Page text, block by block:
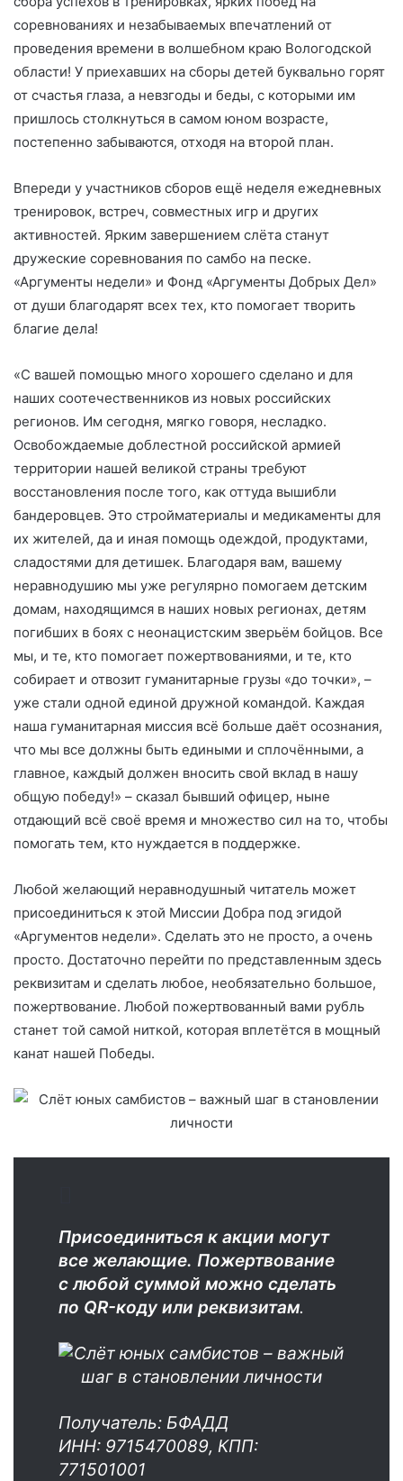
соревнованиях и незабываемых впечатлений от
проведения времени в волшебном краю Вологодской
области! У приехавших на сборы детей буквально горят
от счастья глаза, а невзгоды и беды, с которыми им
пришлось столкнуться в самом юном возрасте,
постепенно забываются, отходя на второй план.
Впереди у участников сборов ещё неделя ежедневных
тренировок, встреч, совместных игр и других
активностей. Ярким завершением слёта станут
дружеские соревнования по самбо на песке.
«Аргументы недели» и Фонд «Аргументы Добрых Дел»
от души благодарят всех тех, кто помогает творить
благие дела!
«С вашей помощью много хорошего сделано и для
наших соотечественников из новых российских
регионов. Им сегодня, мягко говоря, несладко.
Освобождаемые доблестной российской армией
территории нашей великой страны требуют
восстановления после того, как оттуда вышибли
бандеровцев. Это стройматериалы и медикаменты для
их жителей, да и иная помощь одеждой, продуктами,
сладостями для детишек. Благодаря вам, вашему
неравнодушию мы уже регулярно помогаем детским
домам, находящимся в наших новых регионах, детям
погибших в боях с неонацистским зверьём бойцов. Все
мы, и те, кто помогает пожертвованиями, и те, кто
собирает и отвозит гуманитарные грузы «до точки», –
уже стали одной единой дружной командой. Каждая
наша гуманитарная миссия всё больше даёт осознания,
что мы все должны быть едиными и сплочёнными, а
главное, каждый должен вносить свой вклад в нашу
общую победу!» – сказал бывший офицер, ныне
отдающий всё своё время и множество сил на то, чтобы
помогать тем, кто нуждается в поддержке.
Любой желающий неравнодушный читатель может
присоединиться к этой Миссии Добра под эгидой
«Аргументов недели». Сделать это не просто, а очень
просто. Достаточно перейти по представленным здесь
реквизитам и сделать любое, необязательно большое,
пожертвование. Любой пожертвованный вами рубль
станет той самой ниткой, которая вплетётся в мощный
канат нашей Победы.
Присоединиться к акции могут
все желающие. Пожертвование
с любой суммой можно сделать
по QR-коду или реквизитам.
Получатель: БФАДД
ИНН: 9715470089, КПП:
771501001